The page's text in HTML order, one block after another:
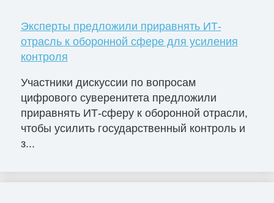
Эксперты предложили приравнять ИТ-
отрасль к оборонной сфере для усиления
контроля
Участники дискуссии по вопросам
цифрового суверенитета предложили
приравнять ИТ-сферу к оборонной отрасли,
чтобы усилить государственный контроль и
з...